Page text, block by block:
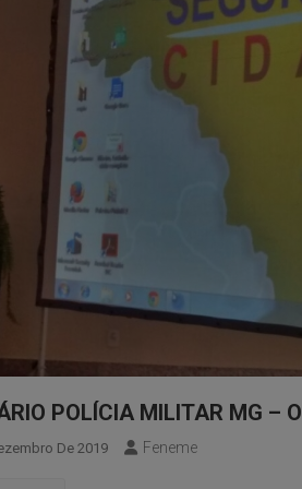
POLÍCIA MILITAR MG –
De 2019 Feneme